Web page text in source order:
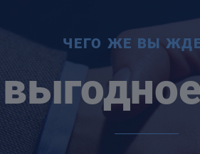
ЧЕГО ЖЕ ВЫ